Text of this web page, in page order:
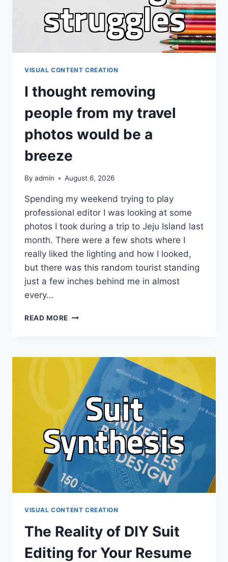
좋
은
VISUAL CONTENT CREATION
I thought removing
people from my travel
photos would be a
breeze
By admin August 6, 2026
Spending my weekend trying to play
professional editor I was looking at some
photos I took during a trip to Jeju Island last
month. There were a few shots where I
really liked the lighting and how I looked,
but there was this random tourist standing
just a few inches behind me in almost
every…
READ MORE
FROM
MY
TRAVEL
PHOTOS
WOULD
BE
A
BREEZE
VISUAL CONTENT CREATION
The Reality of DIY Suit
Editing for Your Resume